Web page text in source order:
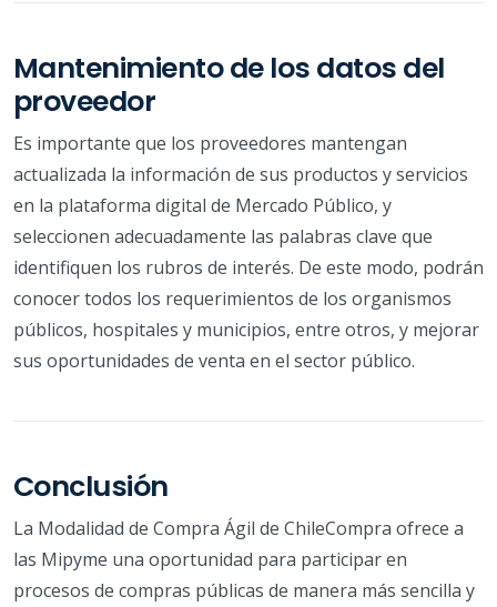
Mantenimiento de los datos del
proveedor
Es importante que los proveedores mantengan
actualizada la información de sus productos y servicios
en la plataforma digital de Mercado Público, y
seleccionen adecuadamente las palabras clave que
identifiquen los rubros de interés. De este modo, podrán
conocer todos los requerimientos de los organismos
públicos, hospitales y municipios, entre otros, y mejorar
sus oportunidades de venta en el sector público.
Conclusión
La Modalidad de Compra Ágil de ChileCompra ofrece a
las Mipyme una oportunidad para participar en
procesos de compras públicas de manera más sencilla y